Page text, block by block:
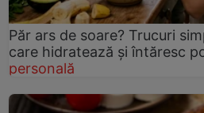
Păr ars de soare? Trucuri
care hidratează și întăresc
personală